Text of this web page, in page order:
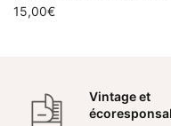
15,00€
Vintage et